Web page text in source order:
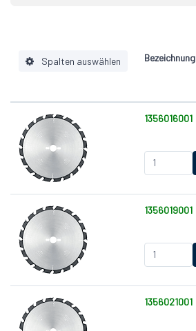
2/7/42+2/9/46.5+2/10/60
Spalten auswählen
Nebenlöcher (NL)
Zahnform
Ausführung
Maschine
Anwendung
Kühlschlitz
Durchmesser (D) [mm]
Schnittbreite, Breite (B) [mm]
Zähnezahl (Z)
Bezeichnung
1356016001
1356019001
1356021001